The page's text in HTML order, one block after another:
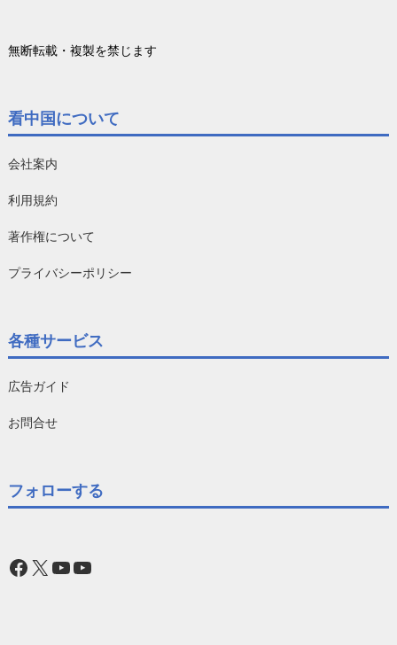
無断転載・複製を禁じます
看中国について
会社案内
利用規約
著作権について
プライバシーポリシー
各種サービス
広告ガイド
お問合せ
フォローする
Facebook
X YouTube
YouTube